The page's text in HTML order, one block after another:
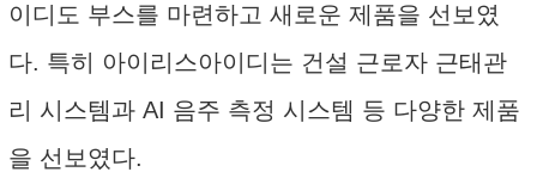
이디도 부스를 마련하고 새로운 제품을 선보였
다. 특히 아이리스아이디는 건설 근로자 근태관
리 시스템과 AI 음주 측정 시스템 등 다양한 제품
을 선보였다.